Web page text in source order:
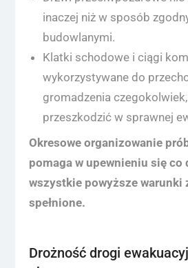
inaczej niż w sposób
budowlanymi.
Klatki schodowe i ciągi
wykorzystywane do
gromadzenia
przeszkodzić w sprawnej
Okresowe organizowanie
pomaga w upewnieniu się co
wszystkie powyższe warunki
spełnione.
Drożność drogi